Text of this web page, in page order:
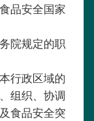
品安全国家
院规定的职
行政区域的
组织、协调
食品安全突